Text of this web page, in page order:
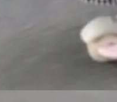
然按分片构建，单个数据
题在设计层面就被消除
到几乎不占资源。当 cel
主从 S3 恢复 SQLite 数据
持久化的唯一真相...
星Galaxy Z Fold8 Ultra / Z
其余要么是中低端机器，
Note 17、REDMI No
，要么是vivo X300 E这
Z Fold8 Ultra / Z Fold8 /
均在7月22日发布，且全
for Galaxy，它们本该
了新项目——DeltaDB，一
记录每一次编辑操作的版
Early Access 阶段。 De
写在 landing page 最显
is made between com
之间写出来的。git
支达 183 亿美元
Tunguz 博客（VC 分
第二季度业绩报告，Spac